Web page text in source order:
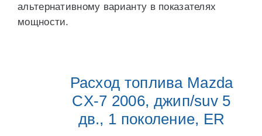
альтернативному варианту в показателях
мощности.
Расход топлива Mazda
CX-7 2006, джип/suv 5
дв., 1 поколение, ER